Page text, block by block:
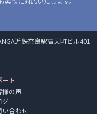
近鉄奈良駅高天町ビル401
ート
様の声
グ
い合わせ